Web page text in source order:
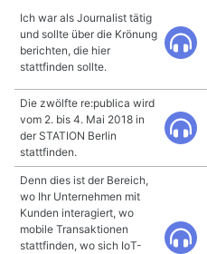
Ich war als Journalist tätig
und sollte über die Krönung
berichten, die hier
stattfinden sollte.
Die zwölfte re:publica wird
vom 2. bis 4. Mai 2018 in
der STATION Berlin
stattfinden.
Denn dies ist der Bereich,
wo Ihr Unternehmen mit
Kunden interagiert, wo
mobile Transaktionen
stattfinden, wo sich IoT-